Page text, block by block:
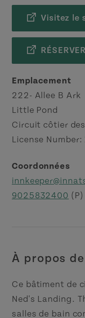
Visitez le
Emplacement
222- Allee B Ark
Little Pond
Circuit côtier
License Number:
Coordonnées
9025832400 (P)
À propos
Ce bâtiment de
Ned's Landing.
salles de bain